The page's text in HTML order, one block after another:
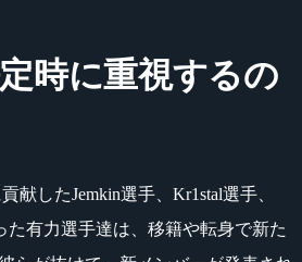
時に重視するの
したJemkin選手、Kr1stal選手、
た有力選手達は、移籍や転身で新た